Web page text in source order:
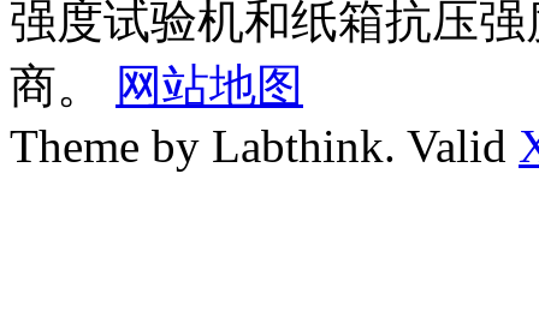
强度试验机和纸箱抗压
商。
网站地图
Theme by Labthink. Valid